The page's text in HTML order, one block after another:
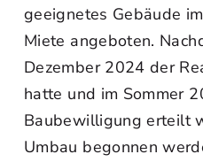
geeignetes Gebäude
Miete angeboten.
Dezember 2024 der
hatte und im Sommer
Baubewilligung erteilt
Umbau begonnen